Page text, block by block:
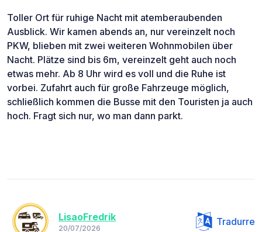
Toller Ort für ruhige Nacht mit atemberaubenden
Ausblick. Wir kamen abends an, nur vereinzelt noch
PKW, blieben mit zwei weiteren Wohnmobilen über
Nacht. Plätze sind bis 6m, vereinzelt geht auch noch
etwas mehr. Ab 8 Uhr wird es voll und die Ruhe ist
vorbei. Zufahrt auch für große Fahrzeuge möglich,
schließlich kommen die Busse mit den Touristen ja auch
hoch. Fragt sich nur, wo man dann parkt.
LisaoFredrik
20/07/2026
Tradurre